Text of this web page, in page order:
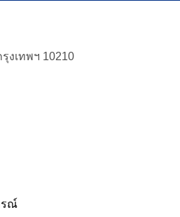
งเทพฯ 10210
รณ์